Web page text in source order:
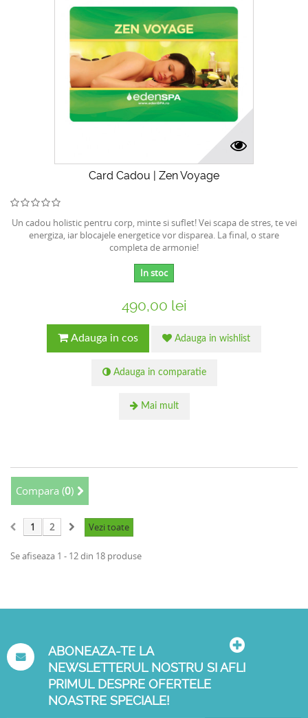
Card Cadou | Zen Voyage
Un cadou holistic pentru corp, minte si suflet! Vei scapa de stres, te vei
energiza, iar blocajele energetice vor disparea. La final, o stare
completa de armonie!
In stoc
490,00 lei
Adauga in cos Adauga in wishlist
Adauga in comparatie
Mai mult
Compara (0)
Vezi toate
1 2
Se afiseaza 1 - 12 din 18 produse
ABONEAZA-TE LA
NEWSLETTERUL NOSTRU SI AFLI
PRIMUL DESPRE OFERTELE
NOASTRE SPECIALE!